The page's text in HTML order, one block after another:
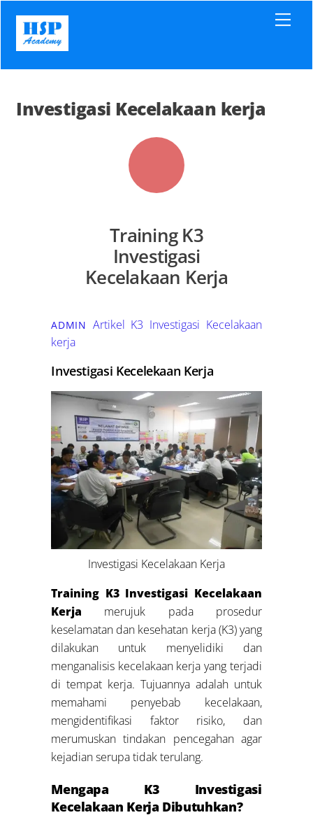
content
Investigasi Kecelakaan kerja
Training K3
Investigasi
Kecelakaan Kerja
ADMIN Artikel K3 Investigasi Kecelakaan
kerja
Investigasi Kecelekaan Kerja
Investigasi Kecelakaan Kerja
Training K3 Investigasi Kecelakaan
Kerja merujuk pada prosedur
keselamatan dan kesehatan kerja (K3) yang
dilakukan untuk menyelidiki dan
menganalisis kecelakaan kerja yang terjadi
di tempat kerja. Tujuannya adalah untuk
memahami penyebab kecelakaan,
mengidentifikasi faktor risiko, dan
merumuskan tindakan pencegahan agar
kejadian serupa tidak terulang.
Mengapa K3 Investigasi
Kecelakaan Kerja Dibutuhkan?